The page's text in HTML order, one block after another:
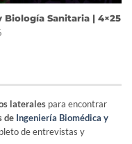
Sanitaria | 4×25
laterales para encontrar
de Ingeniería Biomédica y
de entrevistas y